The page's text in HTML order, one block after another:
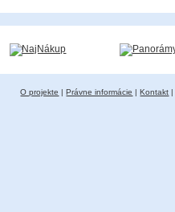
O projekte |Právne informácie |Kontakt